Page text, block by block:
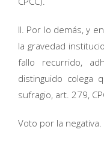
II. Por lo demás, y
la gravedad
fallo recurrido,
distinguido colega
sufragio, art. 279,
Voto por la negativa.